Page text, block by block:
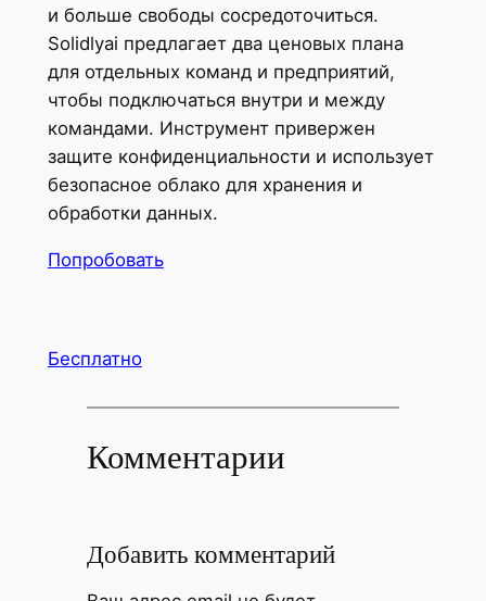
и больше свободы сосредоточиться.
Solidlyai предлагает два ценовых плана
для отдельных команд и предприятий,
чтобы подключаться внутри и между
командами. Инструмент привержен
защите конфиденциальности и использует
безопасное облако для хранения и
обработки данных.
Попробовать
Бесплатно
Комментарии
Добавить комментарий